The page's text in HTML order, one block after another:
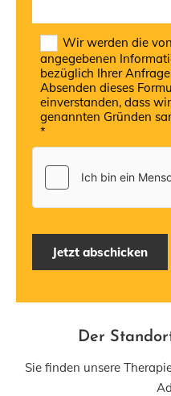
Wir werden die
angegebenen
bezüglich Ihrer
Absenden dieses
einverstanden, dass
genannten Gründen
*
Der
Sie finden unsere